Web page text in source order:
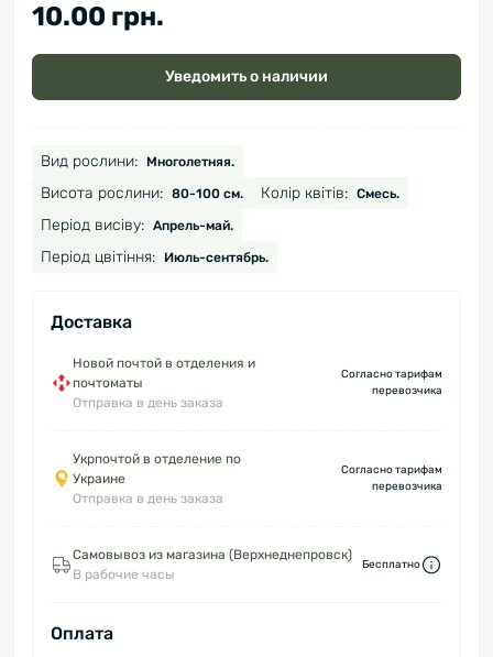
10.00 грн.
Уведомить о наличии
Вид рослини: Многолетняя.
Висота рослини: 80-100 см. Колір квітів: Смесь.
Період висіву: Апрель-май.
Період цвітіння: Июль-сентябрь.
Доставка
Новой почтой в отделения и
почтоматы
Отправка в день заказа
Согласно тарифам
перевозчика
Укрпочтой в отделение по
Украине
Отправка в день заказа
Согласно тарифам
перевозчика
Самовывоз из магазина (Верхнеднепровск)
В рабочие часы
Бесплатно
Оплата